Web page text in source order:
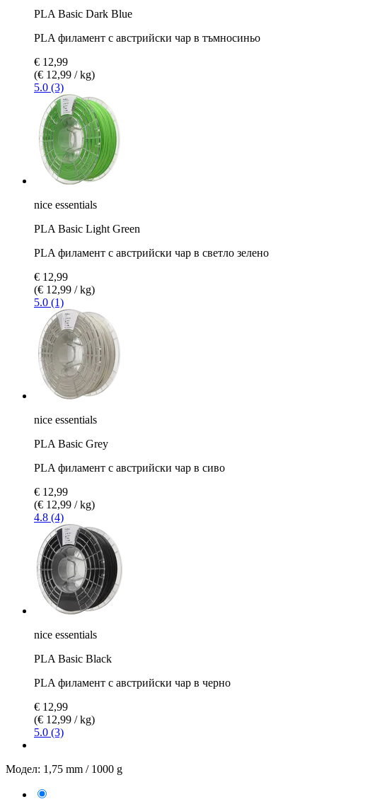
PLA Basic Dark Blue
PLA филамент с австрийски чар в тъмносиньо
€ 12,99
(€ 12,99 / kg)
5.0 (3)
nice essentials
PLA Basic Light Green
PLA филамент с австрийски чар в светло зелено
€ 12,99
(€ 12,99 / kg)
5.0 (1)
nice essentials
PLA Basic Grey
PLA филамент с австрийски чар в сиво
€ 12,99
(€ 12,99 / kg)
4.8 (4)
nice essentials
PLA Basic Black
PLA филамент с австрийски чар в черно
€ 12,99
(€ 12,99 / kg)
5.0 (3)
Модел: 1,75 mm / 1000 g